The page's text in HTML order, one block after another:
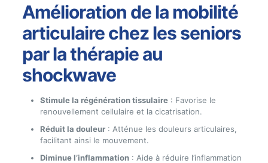
Amélioration de la mobilité
articulaire chez les seniors
par la thérapie au
shockwave
Stimule la régénération tissulaire: Favorise le
renouvellement cellulaire et la cicatrisation.
Réduit la douleur: Atténue les douleurs articulaires,
facilitant ainsi le mouvement.
Diminue l’inflammation: Aide à réduire l’inflammation